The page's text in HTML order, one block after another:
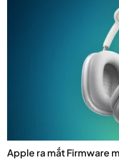
Apple ra mắt Firmware